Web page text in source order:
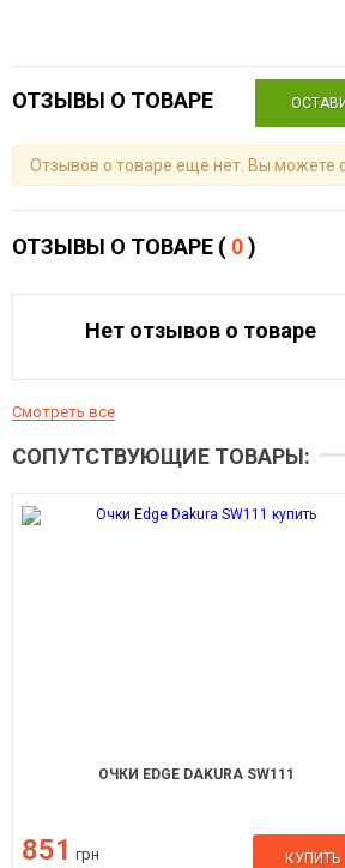
ОТЗЫВЫ О ТОВАРЕ
Отзывов о товаре еще нет. Вы можете
ОТЗЫВЫ О ТОВАРЕ ( 0)
Нет отзывов о товаре
Смотреть все
СОПУТСТВУЮЩИЕ ТОВАРЫ:
ОЧКИ EDGE DAKURA SW111
851 грн КУПИТЬ